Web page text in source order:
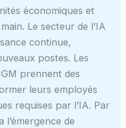
économiques et
Le secteur de l’IA
continue,
postes. Les
prennent des
leurs employés
requises par l’IA. Par
de